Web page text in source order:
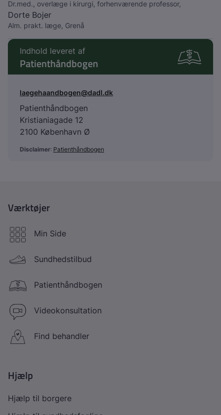
Dr.med., overlæge i kirurgi, forhenværende professor,
Dorte Bojer
Alm. prakt. læge, Grenå
Indhold leveret af
Patienthåndbogen
laegehaandbogen@dadl.dk
Patienthåndbogen
Kristianiagade 12
2100 København Ø
Disclaimer: Patienthåndbogen